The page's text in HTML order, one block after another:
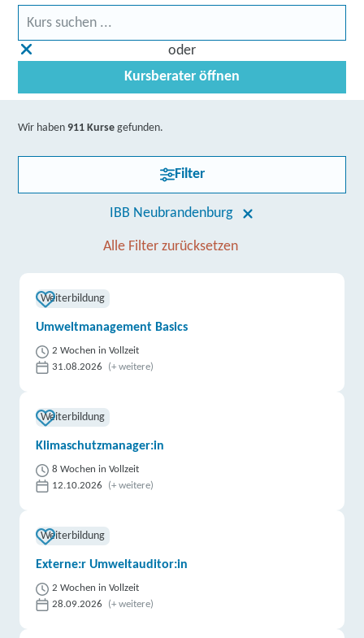
oder
Kursberater öffnen
Wir haben911 Kurse gefunden.
Filter
IBB Neubrandenburg
Alle Filter zurücksetzen
Weiterbildung
Umweltmanagement Basics
2 Wochen in Vollzeit
31.08.2026
(+ weitere)
Weiterbildung
Klimaschutzmanager:in
8 Wochen in Vollzeit
12.10.2026
(+ weitere)
Weiterbildung
Externe:r Umweltauditor:in
2 Wochen in Vollzeit
28.09.2026
(+ weitere)